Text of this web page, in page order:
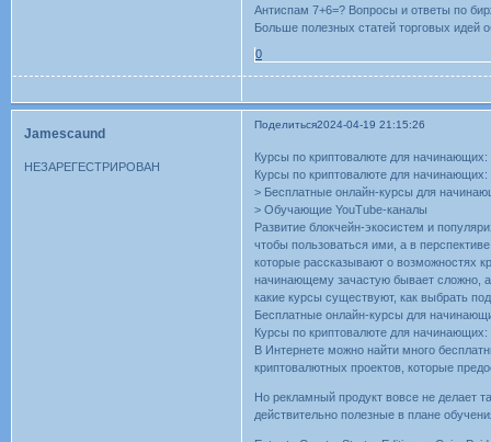
Антиспам 7+6=? Вопросы и ответы по
Больше полезных статей торговых идей
0
Поделиться2024-04-19 21:15:26
Jamescaund
НЕЗАРЕГЕСТРИРОВАН
Курсы по криптовалюте для начинающих:
Курсы по криптовалюте для начинающих:
> Бесплатные онлайн-курсы для
> Обучающие YouTube-каналы
Развитие блокчейн-экосистем и
чтобы пользоваться ими, а в
которые рассказывают о возможностях
начинающему зачастую бывает сложно,
какие курсы существуют, как выбрать
Бесплатные онлайн-курсы для
Курсы по криптовалюте для начинающих:
В Интернете можно найти много
криптовалютных проектов, которые
Но рекламный продукт вовсе не делает
действительно полезные в плане